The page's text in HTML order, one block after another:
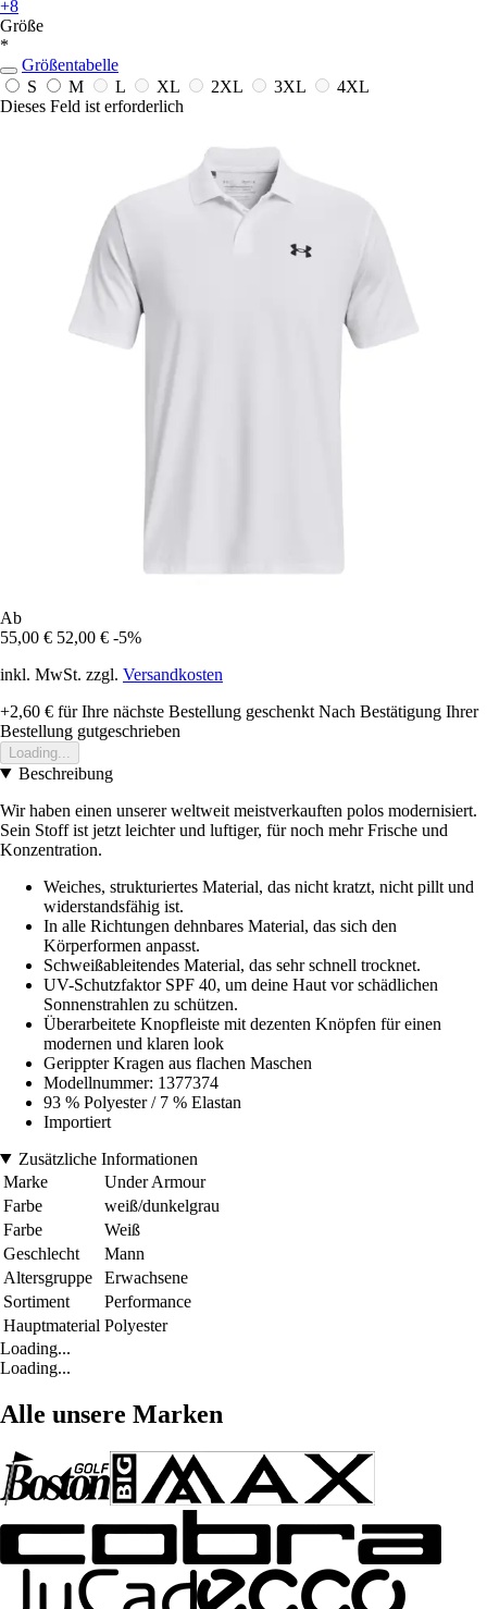
+8
Größe
*
Größentabelle
S
M L XL 2XL 3XL
4XL
Dieses Feld ist erforderlich
Ab
55,00 € 52,00 € -5%
inkl. MwSt. zzgl. Versandkosten
+2,60 € für Ihre nächste Bestellung geschenkt Nach Bestätigung Ihrer
Bestellung gutgeschrieben
Loading...
Beschreibung
Wir haben einen unserer weltweit meistverkauften polos modernisiert.
Sein Stoff ist jetzt leichter und luftiger, für noch mehr Frische und
Konzentration.
Weiches, strukturiertes Material, das nicht kratzt, nicht pillt und
widerstandsfähig ist.
In alle Richtungen dehnbares Material, das sich den
Körperformen anpasst.
Schweißableitendes Material, das sehr schnell trocknet.
UV-Schutzfaktor SPF 40, um deine Haut vor schädlichen
Sonnenstrahlen zu schützen.
Überarbeitete Knopfleiste mit dezenten Knöpfen für einen
modernen und klaren look
Gerippter Kragen aus flachen Maschen
Modellnummer: 1377374
93 % Polyester / 7 % Elastan
Importiert
Zusätzliche Informationen
Marke
Under Armour
Farbe
weiß/dunkelgrau
Farbe
Weiß
Geschlecht
Mann
Altersgruppe
Erwachsene
Sortiment
Performance
Hauptmaterial Polyester
Loading...
Loading...
Alle unsere Marken